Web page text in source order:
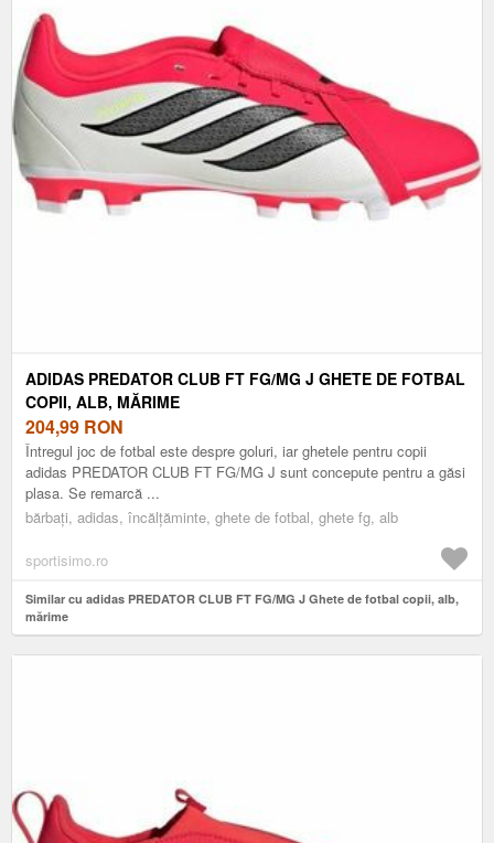
ADIDAS PREDATOR CLUB FT FG/MG J GHETE DE FOTBAL
COPII, ALB, MĂRIME
204,99 RON
Întregul joc de fotbal este despre goluri, iar ghetele pentru copii
adidas PREDATOR CLUB FT FG/MG J sunt concepute pentru a găsi
plasa. Se remarcă ...
bărbați, adidas, încălțăminte, ghete de fotbal, ghete fg, alb
sportisimo.ro
Similar cu adidas PREDATOR CLUB FT FG/MG J Ghete de fotbal copii, alb,
mărime